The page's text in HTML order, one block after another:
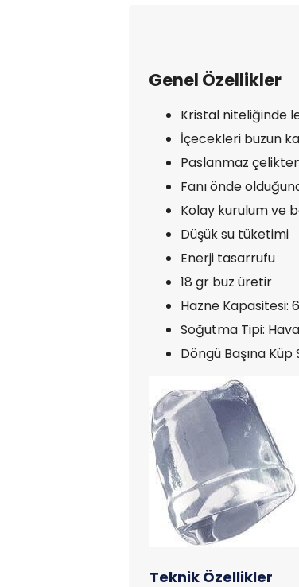
Genel Özellikler
Kristal niteliğinde
İçecekleri buzun
Paslanmaz
Fanı önde
Kolay kurulum ve
Düşük su tüketimi
Enerji tasarrufu
18 gr buz üretir
Hazne Kapasitesi:
Soğutma Tipi:
Döngü Başına Küp